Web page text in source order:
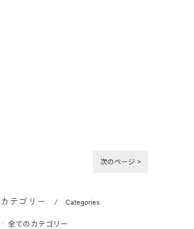
次のページ >
カテゴリー Categories
全てのカテゴリー